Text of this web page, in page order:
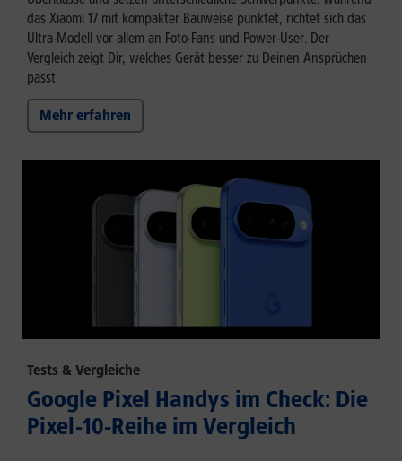
das Xiaomi 17 mit kompakter Bauweise punktet, richtet sich das
Ultra-Modell vor allem an Foto-Fans und Power-User. Der
Vergleich zeigt Dir, welches Gerät besser zu Deinen Ansprüchen
passt.
Mehr erfahren
Tests & Vergleiche
Google Pixel Handys im Check: Die
Pixel-10-Reihe im Vergleich